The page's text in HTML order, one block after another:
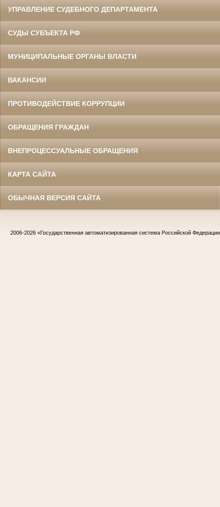
УПРАВЛЕНИЕ СУДЕБНОГО ДЕПАРТАМЕНТА
СУДЫ СУБЪЕКТА РФ
МУНИЦИПАЛЬНЫЕ ОРГАНЫ ВЛАСТИ
ВАКАНСИИ
ПРОТИВОДЕЙСТВИЕ КОРРУПЦИИ
ОБРАЩЕНИЯ ГРАЖДАН
ВНЕПРОЦЕССУАЛЬНЫЕ ОБРАЩЕНИЯ
КАРТА САЙТА
ОБЫЧНАЯ ВЕРСИЯ САЙТА
2006-2026 «Государственная автоматизированная система Российской